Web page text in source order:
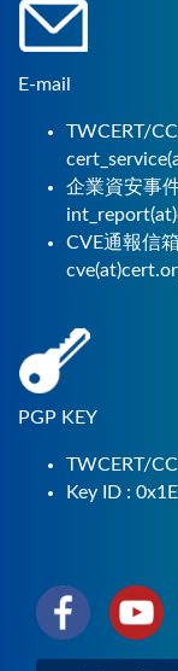
E-mail
TWCERT/
企業資安事
CVE通報信箱
PGP KEY
TWCERT/
Key ID :